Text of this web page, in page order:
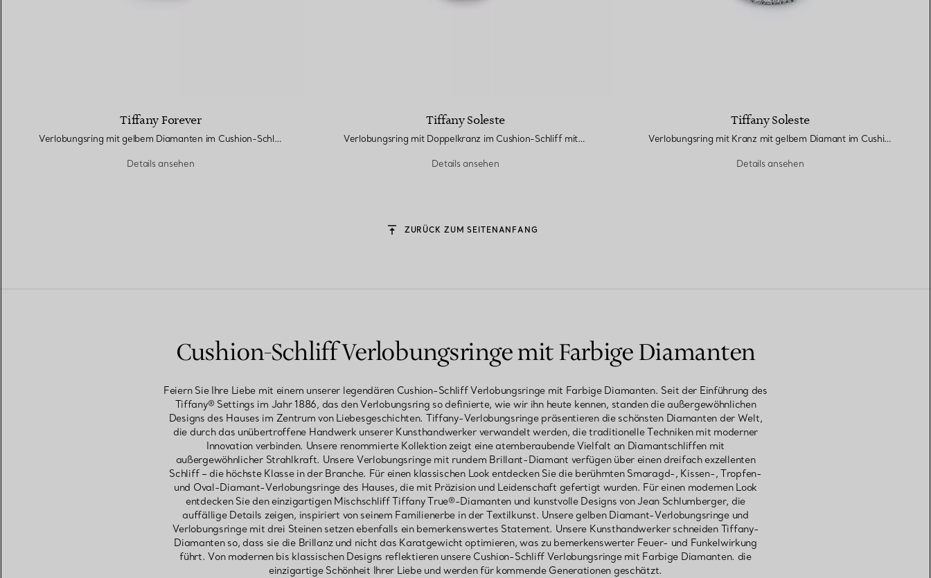
Tiffany Forever
Verlobungsring mit gelbem Diamanten im Cushion-Schliff mit einem Pavé-Diamantring in Platin
Details ansehen
Tiffany Soleste
Verlobungsring mit Doppelkranz im Cushion-Schliff mit einem Diamantring in Platin
Details ansehen
Tiffany Soleste
Verlobungsring mit Kranz mit gelbem Diamant im Cushion-Schliff in Platin
Details ansehen
ZURÜCK ZUM SEITENANFANG
Cushion-Schliff Verlobungsringe mit Farbige Diamanten
Feiern Sie Ihre Liebe mit einem unserer legendären Cushion-Schliff Verlobungsringe mit Farbige Diamanten. Seit der Einführung des
Tiffany® Settings im Jahr 1886, das den Verlobungsring so definierte, wie wir ihn heute kennen, standen die außergewöhnlichen
Designs des Hauses im Zentrum von Liebesgeschichten. Tiffany-Verlobungsringe präsentieren die schönsten Diamanten der Welt,
die durch das unübertroffene Handwerk unserer Kunsthandwerker verwandelt werden, die traditionelle Techniken mit moderner
Innovation verbinden. Unsere renommierte Kollektion zeigt eine atemberaubende Vielfalt an Diamantschliffen mit
außergewöhnlicher Strahlkraft. Unsere Verlobungsringe mit rundem Brillant-Diamant verfügen über einen dreifach exzellenten
Schliff – die höchste Klasse in der Branche. Für einen klassischen Look entdecken Sie die berühmten Smaragd-, Kissen-, Tropfen-
und Oval-Diamant-Verlobungsringe des Hauses, die mit Präzision und Leidenschaft gefertigt wurden. Für einen modernen Look
entdecken Sie den einzigartigen Mischschliff Tiffany True®-Diamanten und kunstvolle Designs von Jean Schlumberger, die
auffällige Details zeigen, inspiriert von seinem Familienerbe in der Textilkunst. Unsere gelben Diamant-Verlobungsringe und
Verlobungsringe mit drei Steinen setzen ebenfalls ein bemerkenswertes Statement. Unsere Kunsthandwerker schneiden Tiffany-
Diamanten so, dass sie die Brillanz und nicht das Karatgewicht optimieren, was zu bemerkenswerter Feuer- und Funkelwirkung
führt. Von modernen bis klassischen Designs reflektieren unsere Cushion-Schliff Verlobungsringe mit Farbige Diamanten. die
einzigartige Schönheit Ihrer Liebe und werden für kommende Generationen geschätzt.